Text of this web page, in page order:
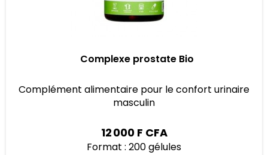
Complexe prostate Bio
Complément alimentaire pour le confort urinaire
masculin
12 000 F CFA
Format : 200 gélules